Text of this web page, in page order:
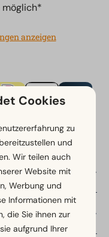
möglich*
anzeigen
Cookies
zu
und
Wir teilen auch
Website mit
Werbung und
Informationen mit
die Sie ihnen zur
aufgrund Ihrer